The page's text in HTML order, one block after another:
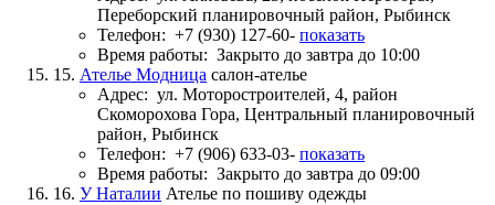
Переборский планировочный район, Рыбинск
Телефон: +7 (930) 127-60- показать
Время работы: Закрыто до завтра до 10:00
15. Ателье Модница салон-ателье
Адрес: ул. Моторостроителей, 4, район
Скоморохова Гора, Центральный планировочный
район, Рыбинск
Телефон: +7 (906) 633-03- показать
Время работы: Закрыто до завтра до 09:00
16. У Наталии Ателье по пошиву одежды